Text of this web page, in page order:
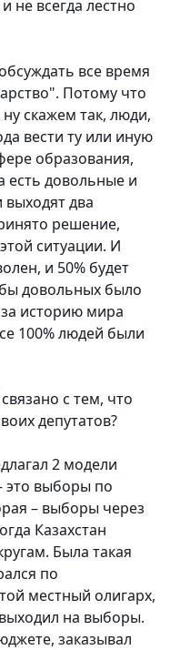
не всегда лестно
все время
Потому что
ну скажем так, люди,
вести ту или иную
образования,
есть довольные и
два
решение,
ситуации. И
и 50% будет
довольных было
историю мира
100% людей были
с тем, что
депутатов?
2 модели
это выборы по
– выборы через
Казахстан
Была такая
по
местный олигарх,
на выборы.
заказывал